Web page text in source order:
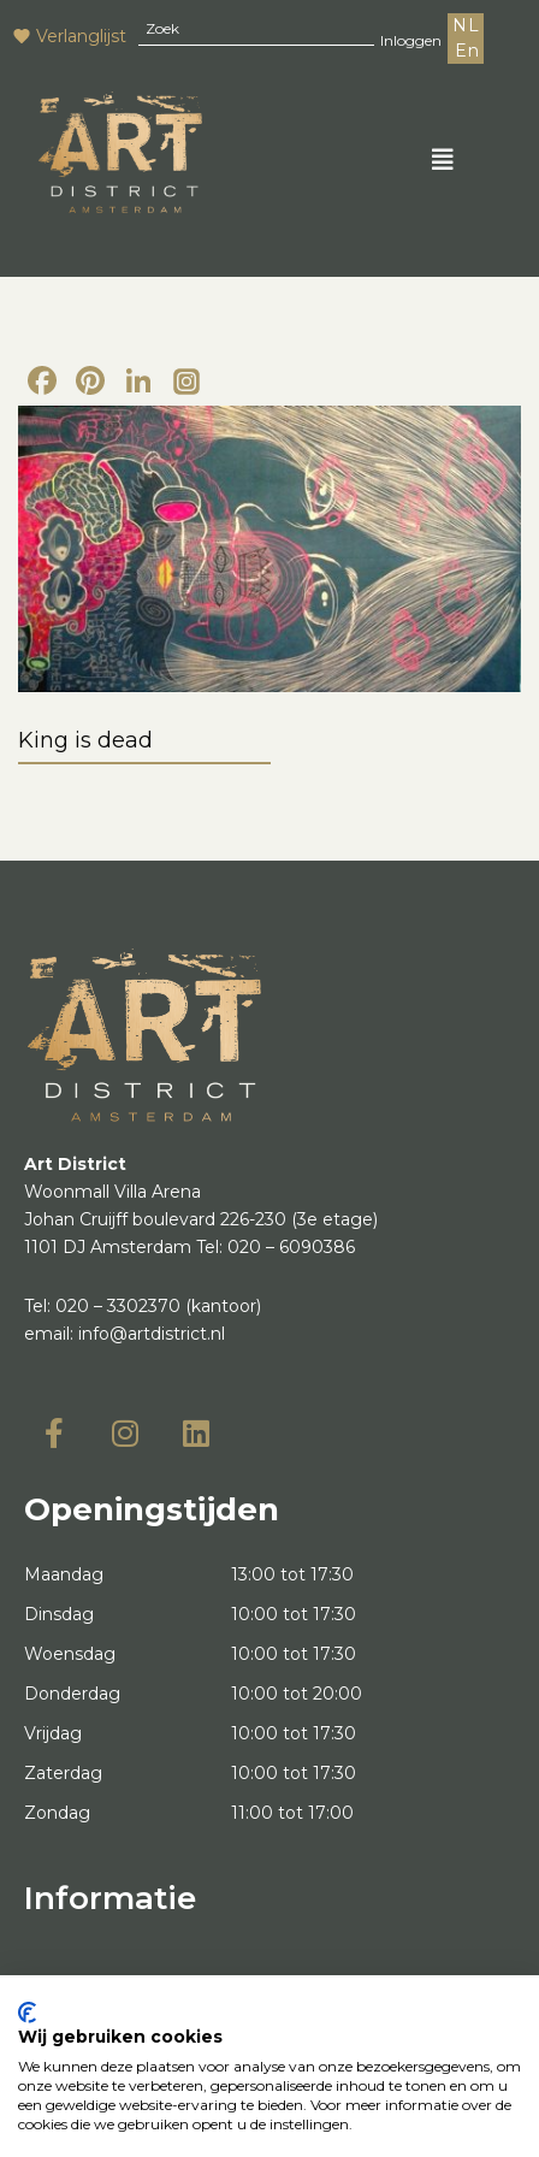
Verlanglijst Inloggen
NL
En
Facebook
Pinterest
LinkedIn
King is dead
Art District
Woonmall Villa Arena
Johan Cruijff boulevard 226-230 (3e etage)
1101 DJ Amsterdam Tel: 020 – 6090386
Tel: 020 – 3302370 (kantoor)
email: info@artdistrict.nl
Openingstijden
Maandag
13:00 tot 17:30
Dinsdag
10:00 tot 17:30
Woensdag
10:00 tot 17:30
Donderdag
10:00 tot 20:00
Vrijdag
10:00 tot 17:30
Zaterdag
10:00 tot 17:30
Zondag
11:00 tot 17:00
Informatie
HOME
KUNSTENAARS
KUNSTWERKEN
HOE WERKT HET
NEWS
CONTACT
Wij gebruiken cookies
We kunnen deze plaatsen voor analyse van onze bezoekersgegevens, om
onze website te verbeteren, gepersonaliseerde inhoud te tonen en om u
een geweldige website-ervaring te bieden. Voor meer informatie over de
cookies die we gebruiken opent u de instellingen.